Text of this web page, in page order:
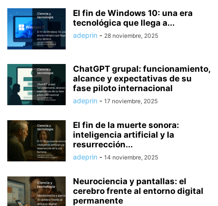
El fin de Windows 10: una era
tecnológica que llega a...
adeprin - 28 noviembre, 2025
ChatGPT grupal: funcionamiento,
alcance y expectativas de su
fase piloto internacional
adeprin - 17 noviembre, 2025
El fin de la muerte sonora:
inteligencia artificial y la
resurrección...
adeprin - 14 noviembre, 2025
Neurociencia y pantallas: el
cerebro frente al entorno digital
permanente